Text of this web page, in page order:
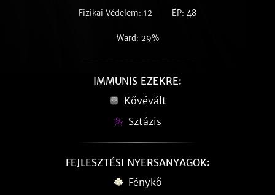
Fizikai Védelem: 12 ÉP: 48
Ward: 29%
IMMUNIS EZEKRE:
Kővévált
Sztázis
FEJLESZTÉSI NYERSANYAGOK:
Fénykő